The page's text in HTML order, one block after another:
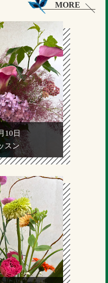
MORE
10日
スン